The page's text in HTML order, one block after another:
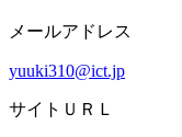
メールアドレス
yuuki310@ict.jp
サイトＵＲＬ